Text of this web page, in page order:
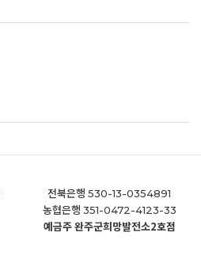
전북은행530-13-0354891
농협은행 351-0472-4123-33
예금주 완주군희망발전소2호점